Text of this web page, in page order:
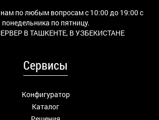
по любым вопросам с 10:00 до 19:00 с
понедельника по пятницу.
В ТАШКЕНТЕ, В УЗБЕКИСТАНЕ
Сервисы
Конфигуратор
Каталог